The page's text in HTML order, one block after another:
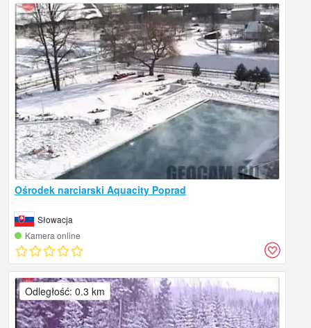
Ośrodek narciarski Aquacity Poprad
Słowacja
Kamera online
Odległość: 0.3 km